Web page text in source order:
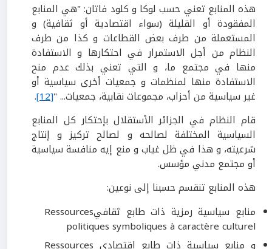
هذه المنابع تعني حسب لوكا و كلود فاتان: "هي المنابع
المفقودة أو القليلة (سواء اقتصادية أو ثقافية) و
المستعملة من طرف بعض القطاعات و كذا من طرف
النظام من أجل الاستمرار في احتكارها و الاستفادة
منها في مجتمع ما، و التي تعني بذلك عدم منح
الاستفادة منها لمنظمات و جمعيات أخرى سياسية أو
غير سياسية من أحزاب، مجموعات نقابية، جمعيات... "[12]
.
قام النظام في الجزائر الأستقلال بإحتكار كل المنابع
السياسية المختلفة لصالحه و لصالح تركيز و إنتاج
شرعيته، و هذا في ظل غياب و منع إيه منافسة سياسية
أو مجتمع مدني مؤسس.
هذه المنابع تنقسم حسبنا إلى نوعين:
منابع سياسية رمزية ذات طابع ثقافيRessources
politiques symboliques à caractère culturel
و منابع سياسية ذات طابع اقتصادي Ressources